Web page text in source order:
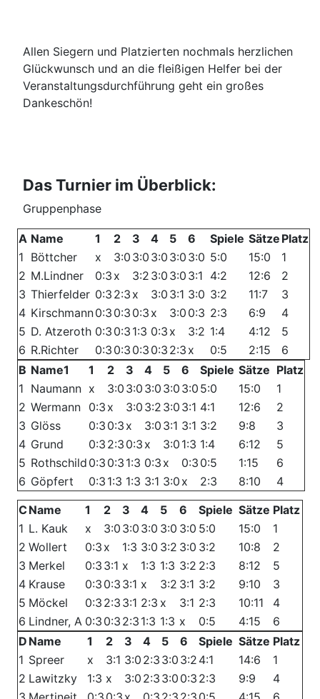
Allen Siegern und Platzierten nochmals herzlichen
Glückwunsch und an die fleißigen Helfer bei der
Veranstaltungsdurchführung geht ein großes
Dankeschön!
Das Turnier im Überblick:
Gruppenphase
A Name 1 2 3 4 5 6 Spiele Sätze Platz
1 Böttcher x 3:0 3:0 3:0 3:0 3:0 5:0 15:0
1
2 M.Lindner 0:3 x 3:2 3:0 3:0 3:1 4:2 12:6
2
3 Thierfelder 0:3 2:3 x 3:0 3:1 3:0 3:2 11:7
3
4 Kirschmann0:3 0:3 0:3 x 3:0 0:3 2:3 6:9
4
5 D. Atzeroth 0:3 0:3 1:3 0:3 x 3:2 1:4 4:12
5
6 R.Richter 0:3 0:3 0:3 0:3 2:3 x 0:5 2:15
6
B Name1 1 2 3 4 5 6 Spiele Sätze Platz
1 Naumann x 3:0 3:0 3:0 3:0 3:0 5:0 15:0
1
2 Wermann 0:3 x 3:0 3:2 3:0 3:1 4:1 12:6
2
3 Glöss 0:3 0:3 x 3:0 3:1 3:1 3:2 9:8
3
4 Grund 0:3 2:3 0:3 x 3:0 1:3 1:4 6:12
5
5 Rothschild 0:3 0:3 1:3 0:3 x 0:3 0:5 1:15
6
6 Göpfert 0:3 1:3 1:3 3:1 3:0 x 2:3 8:10
4
CName 1 2 3 4 5 6 Spiele Sätze Platz
1 L. Kauk x 3:0 3:0 3:0 3:0 3:0 5:0 15:0
1
2 Wollert 0:3 x 1:3 3:0 3:2 3:0 3:2 10:8
2
3 Merkel 0:3 3:1 x 1:3 1:3 3:2 2:3 8:12
5
4 Krause 0:3 0:3 3:1 x 3:2 3:1 3:2 9:10
3
5 Möckel 0:3 2:3 3:1 2:3 x 3:1 2:3 10:11
4
6 Lindner, A 0:3 0:3 2:3 1:3 1:3 x 0:5 4:15
6
D Name 1 2 3 4 5 6 Spiele Sätze Platz
1 Spreer x 3:1 3:0 2:3 3:0 3:2 4:1 14:6
1
2 Lawitzky 1:3 x 3:0 2:3 3:0 0:3 2:3 9:9
4